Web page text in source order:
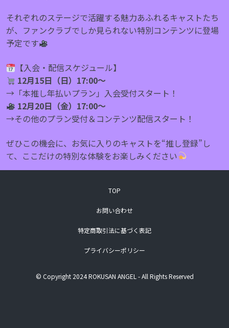
それぞれのステージで活躍する魅力あふれるキャストたち
が、ファンクラブでしか見られない特別コンテンツに登場
予定です
【入会・配信スケジュール】
12月15日（⽇）17:00〜
→「本推し年払いプラン」入会受付スタート！
12月20日（⾦）17:00〜
→その他のプラン受付＆コンテンツ配信スタート！
ぜひこの機会に、お気に入りのキャストを“推し登録”し
て、ここだけの特別な体験をお楽しみください
TOP
お問い合わせ
特定商取引法に基づく表記
プライバシーポリシー
© Copyright 2024 ROKUSAN ANGEL - All Rights Reserved